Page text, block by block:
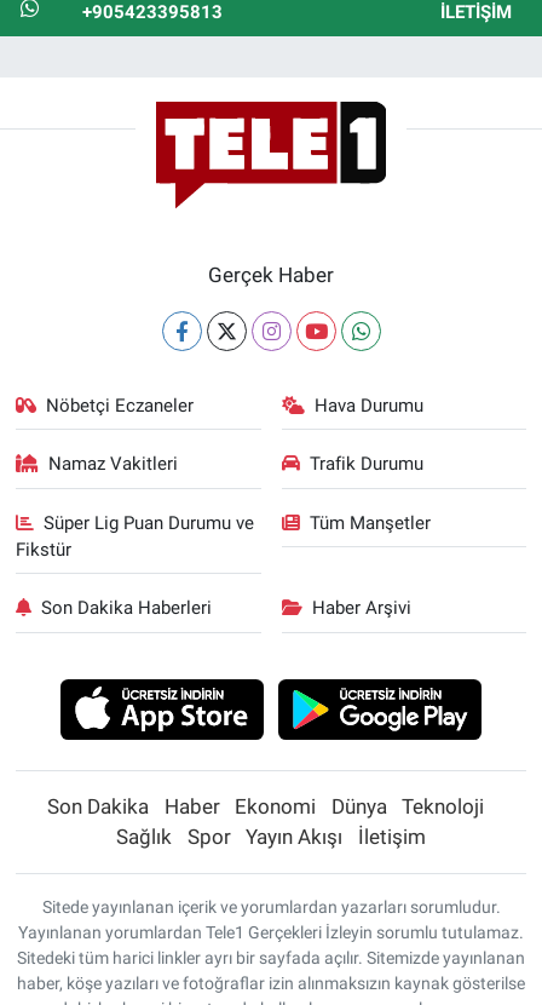
+905423395813 İLETIŞIM
Gerçek Haber
Nöbetçi Eczaneler Hava Durumu
Namaz Vakitleri Trafik Durumu
Süper Lig Puan Durumu ve
Fikstür
Tüm Manşetler
Son Dakika Haberleri Haber Arşivi
Son Dakika Haber Ekonomi Dünya
Teknoloji
Sağlık
Spor Yayın Akışı İletişim
Sitede yayınlanan içerik ve yorumlardan yazarları sorumludur.
Yayınlanan yorumlardan Tele1 Gerçekleri İzleyin sorumlu tutulamaz.
Sitedeki tüm harici linkler ayrı bir sayfada açılır. Sitemizde yayınlanan
haber, köşe yazıları ve fotoğraflar izin alınmaksızın kaynak gösterilse